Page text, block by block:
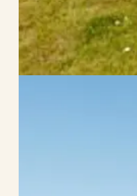
Vermietung von
Djurslands lädt hier zu